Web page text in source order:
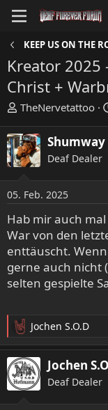
KEEP US ON THE
Kreator
Christ +
E
s
t
e
l
r
TheNervetattoo
Shumway
Deaf Dealer
05. Feb. 2025
Hab mir auch
War von den
enttäuscht.
gerne auch nicht
selten gespielte
R
e
a
k
t
Jochen S.O.D
Jochen
Deaf Dealer